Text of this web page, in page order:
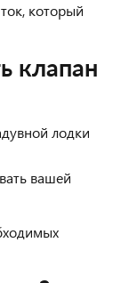
который
клапан
лодки
вашей